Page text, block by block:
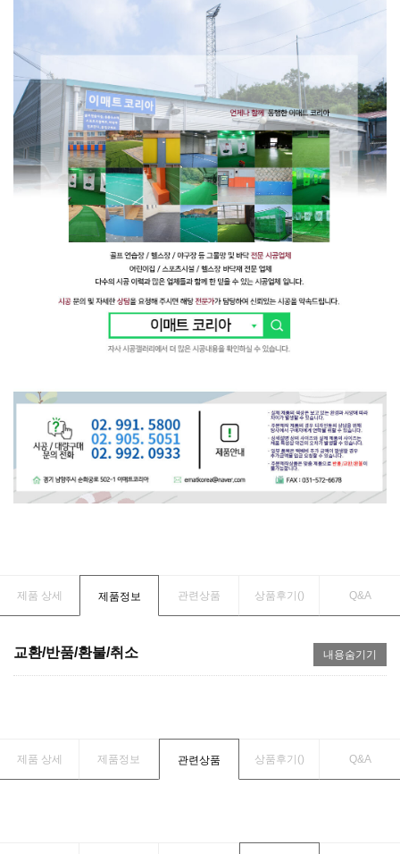
제품 상세 제품정보 관련상품 상품후기() Q&A
교환/반품/환불/취소 내용숨기기
제품 상세 제품정보 관련상품 상품후기() Q&A